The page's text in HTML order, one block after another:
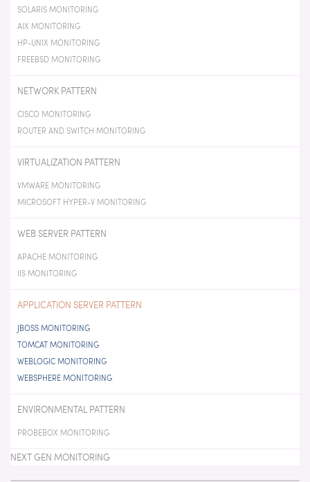
SOLARIS MONITORING
AIX MONITORING
HP-UNIX MONITORING
FREEBSD MONITORING
NETWORK PATTERN
CISCO MONITORING
ROUTER AND SWITCH MONITORING
VIRTUALIZATION PATTERN
VMWARE MONITORING
MICROSOFT HYPER-V MONITORING
WEB SERVER PATTERN
APACHE MONITORING
IIS MONITORING
APPLICATION SERVER PATTERN
JBOSS MONITORING
TOMCAT MONITORING
WEBLOGIC MONITORING
WEBSPHERE MONITORING
ENVIRONMENTAL PATTERN
PROBEBOX MONITORING
NEXT GEN MONITORING